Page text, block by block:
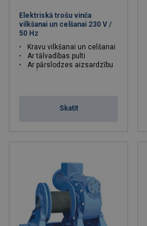
Elektriskā trošu vinča
vilkšanai un celšanai 230 V /
50 Hz
Kravu vilkšanai un celšanai
Ar tālvadības pulti
Ar pārslodzes aizsardzību
Skatīt